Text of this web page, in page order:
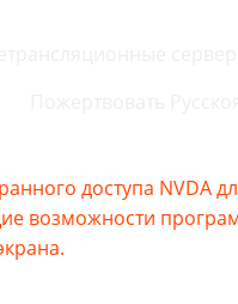
доступа NVDA
возможности